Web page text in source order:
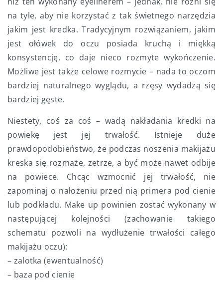
na tyle, aby nie korzystać z tak świetnego narzędzia
jakim jest kredka. Tradycyjnym rozwiązaniem, jakim
jest ołówek do oczu posiada kruchą i miękką
konsystencję, co daje nieco rozmyte wykończenie.
Możliwe jest także celowe rozmycie – nada to oczom
bardziej naturalnego wyglądu, a rzęsy wydadzą się
bardziej gęste.
Niestety, coś za coś – wadą nakładania kredki na
powiekę jest jej trwałość. Istnieje duże
prawdopodobieństwo, że podczas noszenia makijażu
kreska się rozmaże, zetrze, a być może nawet odbije
na powiece. Chcąc wzmocnić jej trwałość, nie
zapominaj o nałożeniu przed nią primera pod cienie
lub podkładu. Make up powinien zostać wykonany w
następującej kolejności (zachowanie takiego
schematu pozwoli na wydłużenie trwałości całego
makijażu oczu):
– zalotka (ewentualność)
– baza pod cienie